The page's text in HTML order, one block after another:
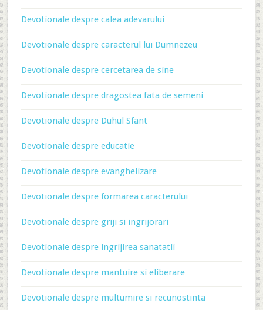
Devotionale despre calea adevarului
Devotionale despre caracterul lui Dumnezeu
Devotionale despre cercetarea de sine
Devotionale despre dragostea fata de semeni
Devotionale despre Duhul Sfant
Devotionale despre educatie
Devotionale despre evanghelizare
Devotionale despre formarea caracterului
Devotionale despre griji si ingrijorari
Devotionale despre ingrijirea sanatatii
Devotionale despre mantuire si eliberare
Devotionale despre multumire si recunostinta